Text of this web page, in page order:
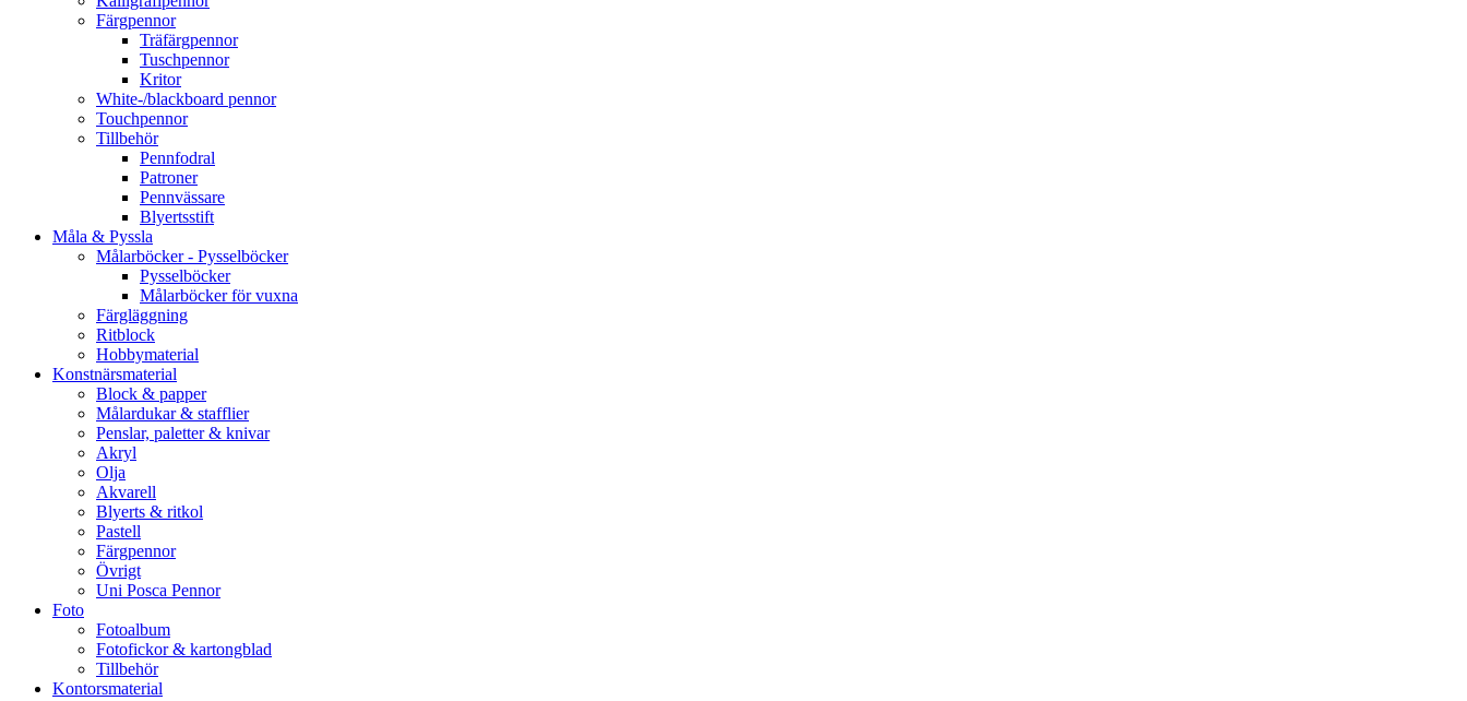
Färgpennor
Träfärgpennor
Tuschpennor
Kritor
White-/blackboard pennor
Touchpennor
Tillbehör
Pennfodral
Patroner
Pennvässare
Blyertsstift
Måla & Pyssla
Målarböcker - Pysselböcker
Pysselböcker
Målarböcker för vuxna
Färgläggning
Ritblock
Hobbymaterial
Konstnärsmaterial
Block & papper
Målardukar & stafflier
Penslar, paletter & knivar
Akryl
Olja
Akvarell
Blyerts & ritkol
Pastell
Färgpennor
Övrigt
Uni Posca Pennor
Foto
Fotoalbum
Fotofickor & kartongblad
Tillbehör
Kontorsmaterial